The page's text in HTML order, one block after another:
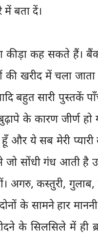
बता दें।
कह सकते हैं। बैंक
खरीद में चला जाता
बहुत सारी पुस्तकें
के कारण जीर्ण
और ये सब मेरी प्यारी
जो सोंधी गंध आती है
अगरु, कस्तुरी, गुलाब,
के सामने हार
के सिलसिले में ही